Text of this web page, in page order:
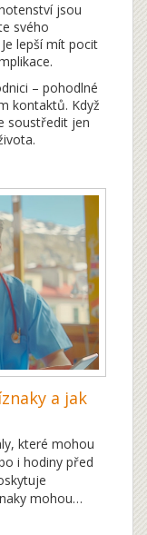
jsou
svého
lepší mít pocit
– pohodlné
kontaktů. Když
soustředit jen
a jak
které mohou
i hodiny před
mohou